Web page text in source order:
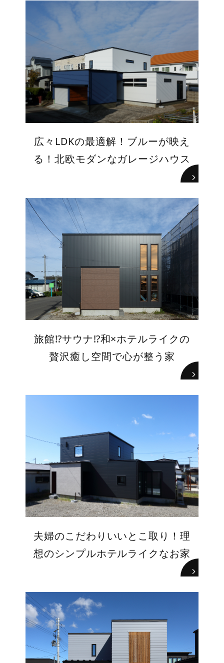
広々LDKの最適解！ブルーが映え
る！北欧モダンなガレージハウス
旅館⁉サウナ⁉和×ホテルライクの
贅沢癒し空間で心が整う家
夫婦のこだわりいいとこ取り！理
想のシンプルホテルライクなお家